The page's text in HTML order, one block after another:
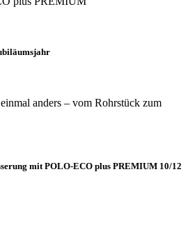
anders – vom Rohrstück zum
mit POLO-ECO plus PREMIUM 10/12